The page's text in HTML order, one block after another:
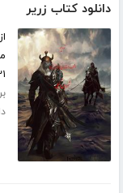
دانلود کتاب زریر